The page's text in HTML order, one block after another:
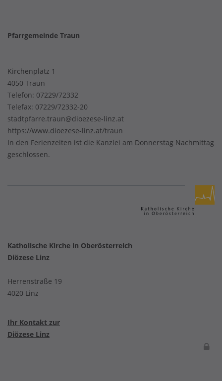
Pfarrgemeinde Traun
Kirchenplatz 1
4050 Traun
Telefon: 07229/72332
Telefax: 07229/72332-20
stadtpfarre.traun@dioezese-linz.at
https://www.dioezese-linz.at/traun
In den Ferienzeiten ist die Kanzlei am Donnerstag Nachmittag
geschlossen.
Katholische Kirche in Oberösterreich
Diözese Linz
Herrenstraße 19
4020 Linz
Ihr Kontakt zur
Diözese Linz